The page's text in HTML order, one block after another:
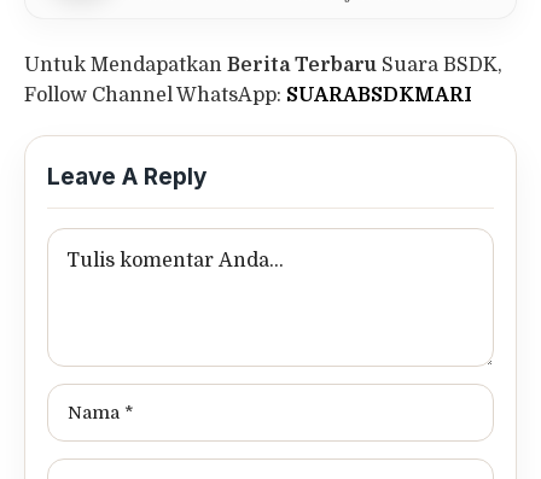
Untuk Mendapatkan Berita Terbaru Suara BSDK,
Follow Channel WhatsApp: SUARABSDKMARI
Leave A Reply